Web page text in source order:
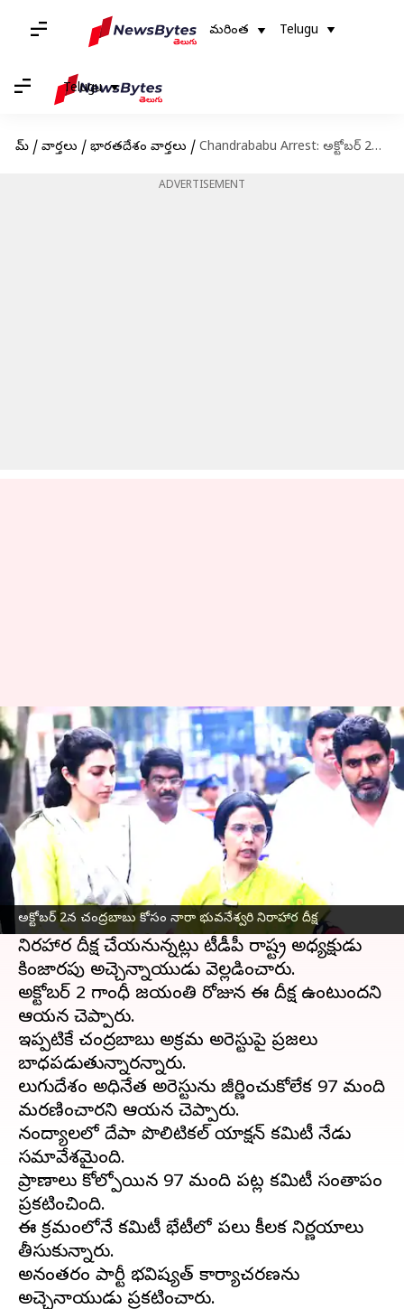
మరింత Telugu
Telugu
హోమ్ / వార్తలు / భారతదేశం వార్తలు / Chandrababu Arrest: అక్టోబర్‌ 2న నారా భువనేశ్వరి నిరాహార దీక్ష
ADVERTISEMENT
అక్టోబర్‌ 2న చంద్రబాబు కోసం నారా భువనేశ్వరి నిరాహార దీక్ష
Chandrababu Arrest: అక్టోబర్‌ 2న
నారా భువనేశ్వరి నిరాహార దీక్ష
వ్రాసిన వారు TEJAVYAS BESTHA Sep 30, 2023 04:19 pm
ఈ వార్తాకథనం ఏంటి
తెలుగుదేశం పార్టీ అధినేత నారాచంద్రబాబునాయుడు
అరెస్ట్ పై నిరసన జ్వాలలు కొనసాగుతున్నాయి.
ఈ మేరకు ఆయన సతీమణి, నారా భువనేశ్వరి
నిరహార దీక్ష చేయనున్నట్లు టీడీపీ రాష్ట్ర అధ్యక్షుడు
కింజారపు అచ్చెన్నాయుడు వెల్లడించారు.
అక్టోబర్ 2 గాంధీ జయంతి రోజున ఈ దీక్ష ఉంటుందని
ఆయన చెప్పారు.
ఇప్పటికే చంద్రబాబు అక్రమ అరెస్టుపై ప్రజలు
బాధపడుతున్నారన్నారు.
తెలుగుదేశం అధినేత అరెస్టును జీర్ణించుకోలేక 97 మంది
మరణించారని ఆయన చెప్పారు.
నంద్యాలలో తెదేపా పొలిటికల్ యాక్షన్ కమిటీ నేడు
సమావేశమైంది.
ప్రాణాలు కోల్పోయిన 97 మంది పట్ల కమిటీ సంతాపం
ప్రకటించింది.
ఈ క్రమంలోనే కమిటీ భేటీలో పలు కీలక నిర్ణయాలు
తీసుకున్నారు.
అనంతరం పార్టీ భవిష్యత్ కార్యాచరణను